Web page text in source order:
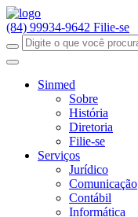
(84) 99934-9642 Filie-se
Sinmed
Sobre
História
Diretoria
Filie-se
Serviços
Jurídico
Comunicação
Contábil
Informática